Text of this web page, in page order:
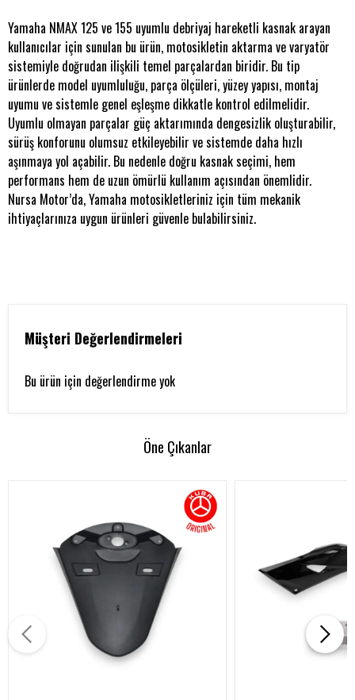
Yamaha NMAX 125 ve 155 uyumlu debriyaj hareketli kasnak arayan
kullanıcılar için sunulan bu ürün, motosikletin aktarma ve varyatör
sistemiyle doğrudan ilişkili temel parçalardan biridir. Bu tip
ürünlerde model uyumluluğu, parça ölçüleri, yüzey yapısı, montaj
uyumu ve sistemle genel eşleşme dikkatle kontrol edilmelidir.
Uyumlu olmayan parçalar güç aktarımında dengesizlik oluşturabilir,
sürüş konforunu olumsuz etkileyebilir ve sistemde daha hızlı
aşınmaya yol açabilir. Bu nedenle doğru kasnak seçimi, hem
performans hem de uzun ömürlü kullanım açısından önemlidir.
Nursa Motor’da, Yamaha motosikletleriniz için tüm mekanik
ihtiyaçlarınıza uygun ürünleri güvenle bulabilirsiniz.
Müşteri Değerlendirmeleri
Bu ürün için değerlendirme yok
Öne Çıkanlar